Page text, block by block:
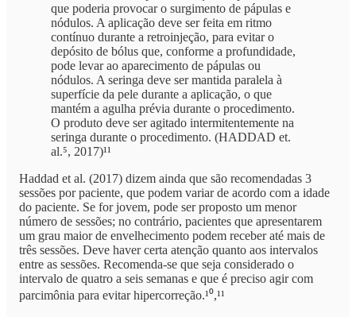
que poderia provocar o surgimento de pápulas e
nódulos. A aplicação deve ser feita em ritmo
contínuo durante a retroinjeção, para evitar o
depósito de bólus que, conforme a profundidade,
pode levar ao aparecimento de pápulas ou
nódulos. A seringa deve ser mantida paralela à
superfície da pele durante a aplicação, o que
mantém a agulha prévia durante o procedimento.
O produto deve ser agitado intermitentemente na
seringa durante o procedimento. (HADDAD et.
al.⁵, 2017)¹¹
Haddad et al. (2017) dizem ainda que são recomendadas 3
sessões por paciente, que podem variar de acordo com a idade
do paciente. Se for jovem, pode ser proposto um menor
número de sessões; no contrário, pacientes que apresentarem
um grau maior de envelhecimento podem receber até mais de
três sessões. Deve haver certa atenção quanto aos intervalos
entre as sessões. Recomenda-se que seja considerado o
intervalo de quatro a seis semanas e que é preciso agir com
parcimônia para evitar hipercorreção.¹⁰,¹¹